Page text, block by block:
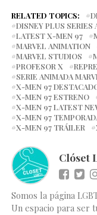
RELATED TOPICS:
DISNEY PLUS SERIES
LATEST X-MEN 97
MARVEL ANIMATION
MARVEL STUDIOS
PROFESOR X
SERIE ANIMADA
X-MEN 97
X-MEN 97 ESTRENO
X-MEN 97 LATEST
X-MEN 97
X-MEN 97 TRÁILER
Clóset
Somos la página
Un espacio para ser